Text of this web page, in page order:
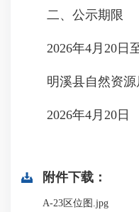
二、公示期限
2026年4月20日至
明溪县自然资源
2026年4月20日
附件下载：
A-23区位图.jpg